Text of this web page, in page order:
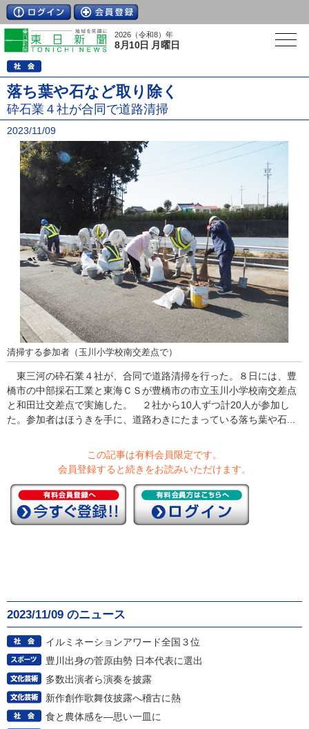
2026（令和8）年
8月10日 月曜日
落ち葉や石など取り除く
砕石業４社が合同で道路清掃
2023/11/09
清掃する参加者（玉川小学校南交差点で）
東三河の砕石業４社が、合同で道路清掃を行った。８日には、豊
橋市の中部採石工業と東海ＣＳが豊橋市の市立玉川小学校南交差点
と和田辻交差点で実施した。 ２社から10人ずつ計20人が参加し
た。参加者はほうきを手に、道路わきにたまっている落ち葉や石...
この記事は有料会員限定です。
会員登録すると続きをお読みいただけます。
2023/11/09 のニュース
イルミネーションアワード全国３位
豊川出身の菅原由勢 日本代表に選出
多数出演者ら演奏を披露
新作創作歌舞伎披露へ稽古に熱
食と農体感を―思い一皿に